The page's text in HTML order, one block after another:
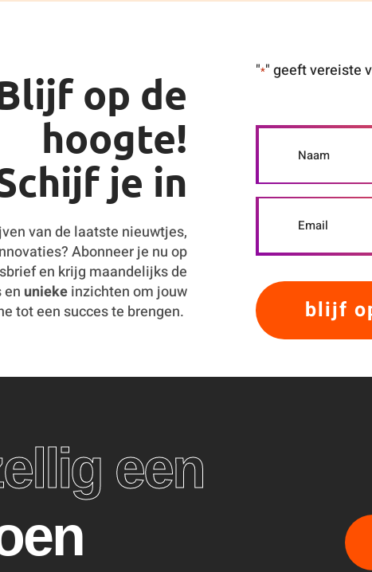
op de
hoogte!
je in
van de laatste nieuwtjes,
Abonneer je nu op
en krijg maandelijks de
uniekeinzichten om jouw
tot een succes te brengen.
"*" geeft vereiste
een